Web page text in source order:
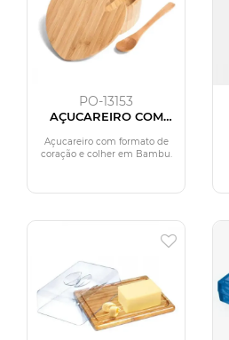
PO-13153
AÇUCAREIRO COM
CORAÇÃO E COLHER
EM BAMBU
Açucareiro com formato de
coração e colher em Bambu.